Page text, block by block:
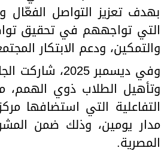
بهدف تعزيز التواصل الفعّال
التي تواجههم في تحقيق
والتمكين، ودعم الابتكار
وفي ديسمبر
وتأهيل الطلاب ذوي الهمم،
التفاعلية التي استضافها
مدار يومين، وذلك ضمن
المصرية.